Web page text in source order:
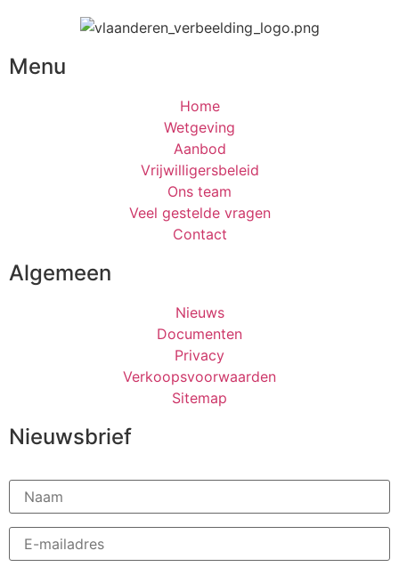
Menu
Home
Wetgeving
Aanbod
Vrijwilligersbeleid
Ons team
Veel gestelde vragen
Contact
Algemeen
Nieuws
Documenten
Privacy
Verkoopsvoorwaarden
Sitemap
Nieuwsbrief